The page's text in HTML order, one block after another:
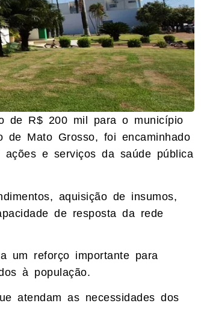
de R$ 200 mil para o município
de Mato Grosso, foi encaminhado
e serviços da saúde pública
aquisição de insumos,
de resposta da rede
um reforço importante para
à população.
atendam as necessidades dos